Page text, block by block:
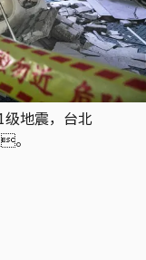
地震，台北
。